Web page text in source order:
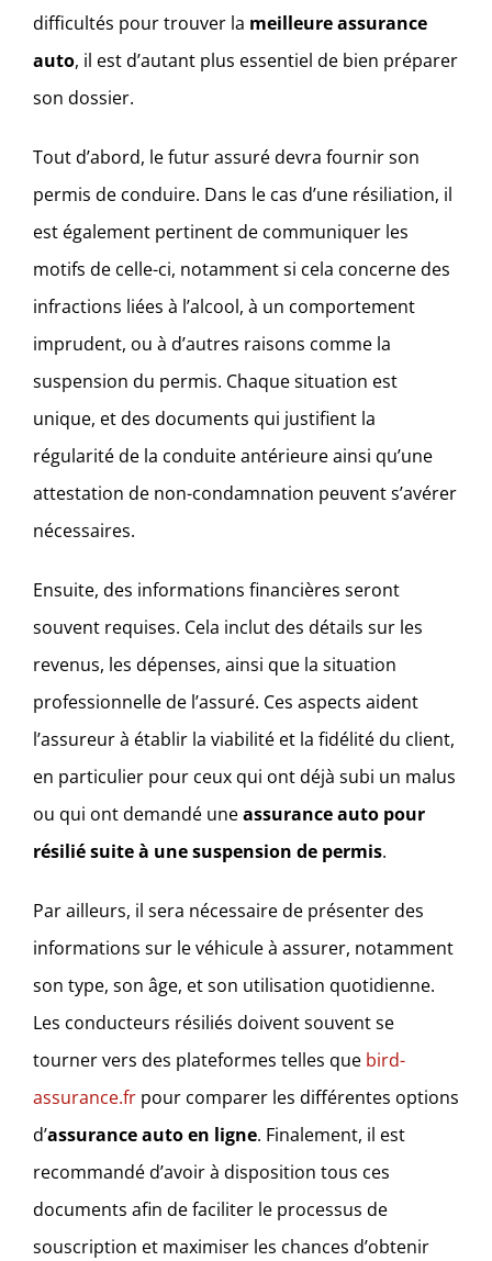
difficultés pour trouver la meilleure assurance
auto, il est d’autant plus essentiel de bien préparer
son dossier.
Tout d’abord, le futur assuré devra fournir son
permis de conduire. Dans le cas d’une résiliation, il
est également pertinent de communiquer les
motifs de celle-ci, notamment si cela concerne des
infractions liées à l’alcool, à un comportement
imprudent, ou à d’autres raisons comme la
suspension du permis. Chaque situation est
unique, et des documents qui justifient la
régularité de la conduite antérieure ainsi qu’une
attestation de non-condamnation peuvent s’avérer
nécessaires.
Ensuite, des informations financières seront
souvent requises. Cela inclut des détails sur les
revenus, les dépenses, ainsi que la situation
professionnelle de l’assuré. Ces aspects aident
l’assureur à établir la viabilité et la fidélité du client,
en particulier pour ceux qui ont déjà subi un malus
ou qui ont demandé uneassurance auto pour
résilié suite à une suspension de permis.
Par ailleurs, il sera nécessaire de présenter des
informations sur le véhicule à assurer, notamment
son type, son âge, et son utilisation quotidienne.
Les conducteurs résiliés doivent souvent se
tourner vers des plateformes telles que bird-
assurance.fr pour comparer les différentes options
d’assurance auto en ligne. Finalement, il est
recommandé d’avoir à disposition tous ces
documents afin de faciliter le processus de
souscription et maximiser les chances d’obtenir